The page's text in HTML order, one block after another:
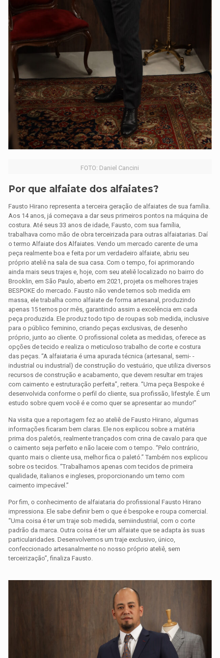
FOTO: Daniel Cancini
Por que alfaiate dos alfaiates?
Fausto Hirano representa a terceira geração de alfaiates de sua família.
Aos 14 anos, já começava a dar seus primeiros pontos na máquina de
costura. Até seus 33 anos de idade, Fausto, com sua família,
trabalhava como mão de obra terceirizada para outras alfaiatarias. Daí
o termo Alfaiate dos Alfaiates. Vendo um mercado carente de uma
peça realmente boa e feita por um verdadeiro alfaiate, abriu seu
próprio ateliê na sala de sua casa. Com o tempo, foi aprimorando
ainda mais seus trajes e, hoje, com seu ateliê localizado no bairro do
Brooklin, em São Paulo, aberto em 2021, projeta os melhores trajes
BESPOKE do mercado. Fausto não vende ternos sob medida em
massa, ele trabalha como alfaiate de forma artesanal, produzindo
apenas 15 ternos por mês, garantindo assim a excelência em cada
peça produzida. Ele produz todo tipo de roupas sob medida, inclusive
para o público feminino, criando peças exclusivas, de desenho
próprio, junto ao cliente. O profissional coleta as medidas, oferece as
opções de tecido e realiza o meticuloso trabalho de corte e costura
das peças. “A alfaiataria é uma apurada técnica (artesanal, semi- -
industrial ou industrial) de construção do vestuário, que utiliza diversos
recursos de construção e acabamento, que devem resultar em trajes
com caimento e estruturação perfeita”, reitera. “Uma peça Bespoke é
desenvolvida conforme o perfil do cliente, sua profissão, lifestyle. É um
estudo sobre quem você é e como quer se apresentar ao mundo!”
Na visita que a reportagem fez ao ateliê de Fausto Hirano, algumas
informações ficaram bem claras. Ele nos explicou sobre a matéria
prima dos paletós, realmente trançados com crina de cavalo para que
o caimento seja perfeito e não laceie com o tempo. “Pelo contrário,
quanto mais o cliente usa, melhor fica o paletó.” Também nos explicou
sobre os tecidos. “Trabalhamos apenas com tecidos de primeira
qualidade, italianos e ingleses, proporcionando um terno com
caimento impecável.”
Por fim, o conhecimento de alfaiataria do profissional Fausto Hirano
impressiona. Ele sabe definir bem o que é bespoke e roupa comercial.
“Uma coisa é ter um traje sob medida, semiindustrial, com o corte
padrão da marca. Outra coisa é ter um alfaiate que se adapta às suas
particularidades. Desenvolvemos um traje exclusivo, único,
confeccionado artesanalmente no nosso próprio ateliê, sem
terceirização”, finaliza Fausto.